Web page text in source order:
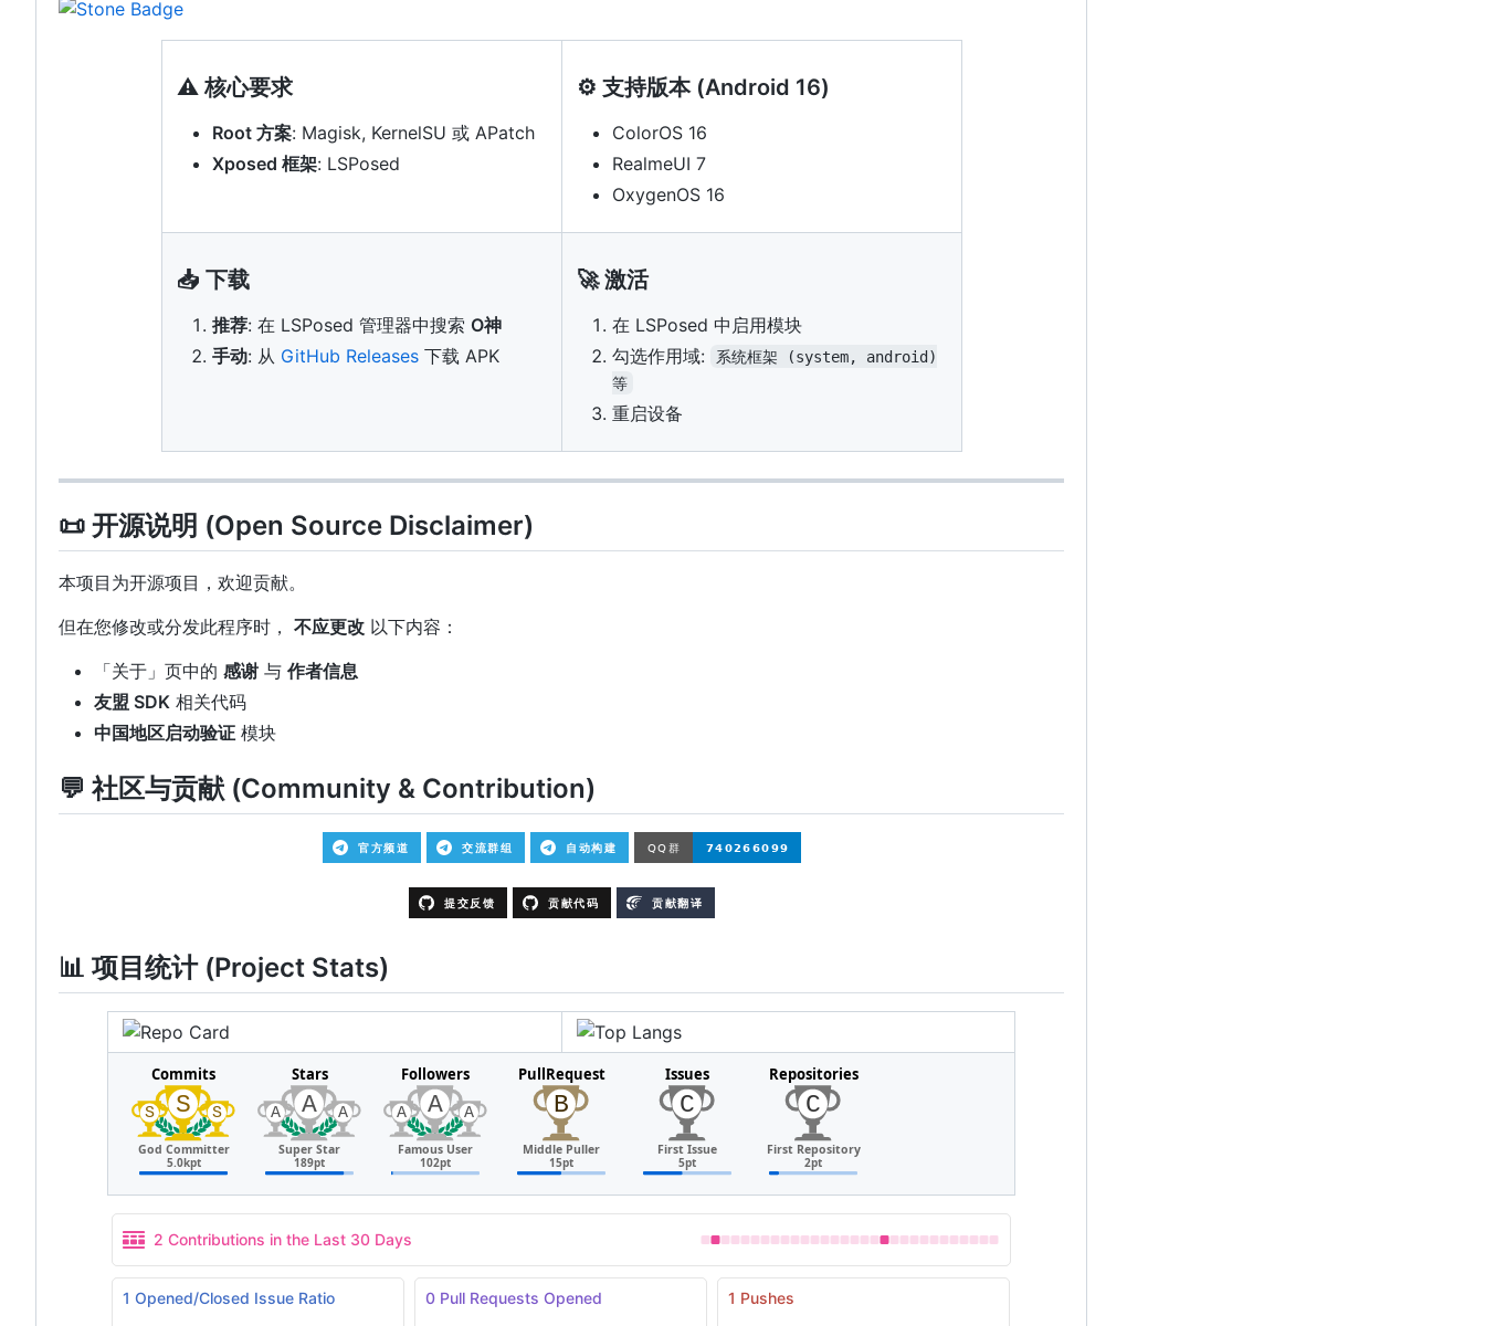
⚠️ 核心要求
Root 方案: Magisk, KernelSU 或 APatch
Xposed 框架: LSPosed
⚙️ 支持版本 (Android 16)
ColorOS 16
RealmeUI 7
OxygenOS 16
📥 下载
推荐: 在 LSPosed 管理器中搜索 O神
手动: 从 GitHub Releases下载 APK
🚀 激活
在 LSPosed 中启用模块
勾选作用域:
系统框架 (system, android)
等
重启设备
📜 开源说明 (Open Source Disclaimer)
本项目为开源项目，欢迎贡献。
但在您修改或分发此程序时， 不应更改 以下内容：
「关于」页中的 感谢 与 作者信息
友盟 SDK 相关代码
中国地区启动验证 模块
💬 社区与贡献 (Community & Contribution)
📊 项目统计 (Project Stats)